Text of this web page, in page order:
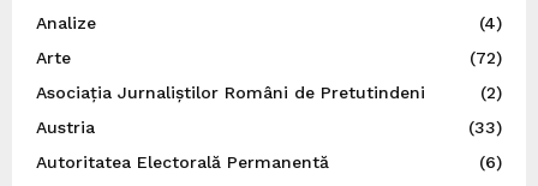
Analize
(4)
Arte
(72)
Asociația Jurnaliștilor Români de Pretutindeni
(2)
Austria
(33)
Autoritatea Electorală Permanentă
(6)